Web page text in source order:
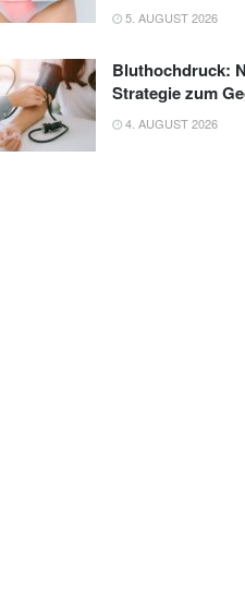
5. AUGUST 2026
Bluthochdruck:
Strategie zum
4. AUGUST 2026